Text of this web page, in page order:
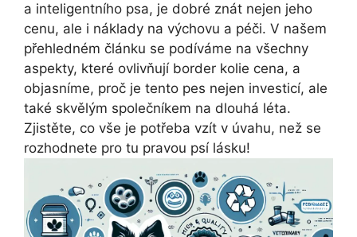
a inteligentního psa, je dobré znát nejen jeho
cenu, ale i náklady na výchovu a péči. V našem
přehledném článku se podíváme na všechny
aspekty, které ovlivňují border kolie cena, a
objasníme, proč je tento pes nejen investicí, ale
také skvělým společníkem na dlouhá léta.
Zjistěte, co vše je potřeba vzít v úvahu, než se
rozhodnete pro tu pravou psí lásku!